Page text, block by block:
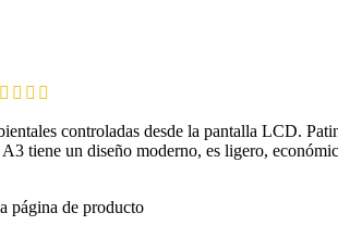
controladas desde la pantalla LCD.
tiene un diseño moderno, es ligero,
página de producto